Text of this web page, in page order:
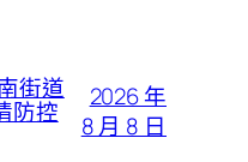
街道
防控
2026 年
8 月 8 日